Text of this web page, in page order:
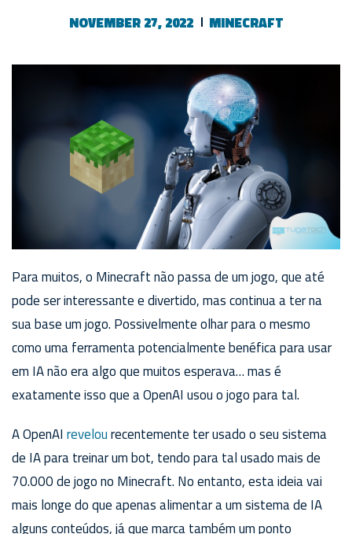
NOVEMBER 27, 2022 MINECRAFT
Para muitos, o Minecraft não passa de um jogo, que até
pode ser interessante e divertido, mas continua a ter na
sua base um jogo. Possivelmente olhar para o mesmo
como uma ferramenta potencialmente benéfica para usar
em IA não era algo que muitos esperava… mas é
exatamente isso que a OpenAI usou o jogo para tal.
A OpenAI revelourecentemente ter usado o seu sistema
de IA para treinar um bot, tendo para tal usado mais de
70.000 de jogo no Minecraft. No entanto, esta ideia vai
mais longe do que apenas alimentar a um sistema de IA
alguns conteúdos, já que marca também um ponto